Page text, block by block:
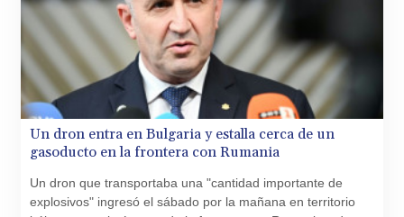
LSL 18.726567
LTL 3.413768
LVL 0.699335
LYD 7.331909
MAD 10.743067
MDL 20.044751
MGA
4918.938878
MMK
2427.596601
Un dron entra en Bulgaria y estalla cerca de un
gasoducto en la frontera con Rumania
Un dron que transportaba una "cantidad importante de
explosivos" ingresó el sábado por la mañana en territorio